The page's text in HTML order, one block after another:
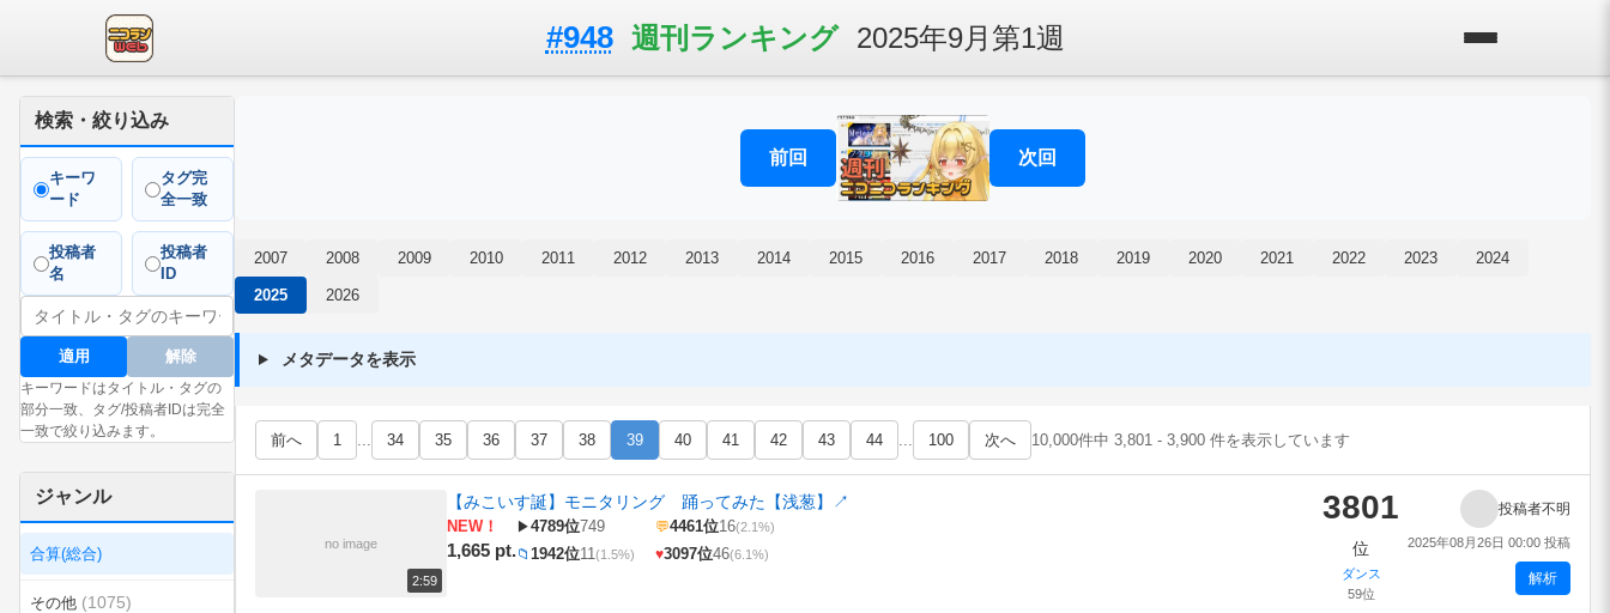
#948 週刊ランキング 2025年9月第1週
検索・絞り込み
キーワ
ード
タグ完
全一致
投稿者
名
投稿者
ID
適用 解除
キーワードはタイトル・タグの
部分一致、タグ/投稿者IDは完全
一致で絞り込みます。
ジャンル
合算(総合)
その他 (1075)
前回 次回
2007 2008 2009 2010 2011 2012 2013 2014 2015 2016 2017 2018 2019 2020 2021 2022 2023 2024
2025 2026
メタデータを表示
前へ 1 ... 34 35 36 37 38 39 40 41 42 43 44 ... 100 次へ 10,000件中 3,801 - 3,900 件を表示しています
no image
2:59
【みこいす誕】モニタリング 踊ってみた【浅葱】 ↗
NEW！
1,665 pt.
▶4789位749 💬4461位16(2.1%)
📁 1942位11(1.5%) ♥3097位46(6.1%)
3801
位
ダンス
59位
投稿者不明
2025年08月26日 00:00 投稿
解析